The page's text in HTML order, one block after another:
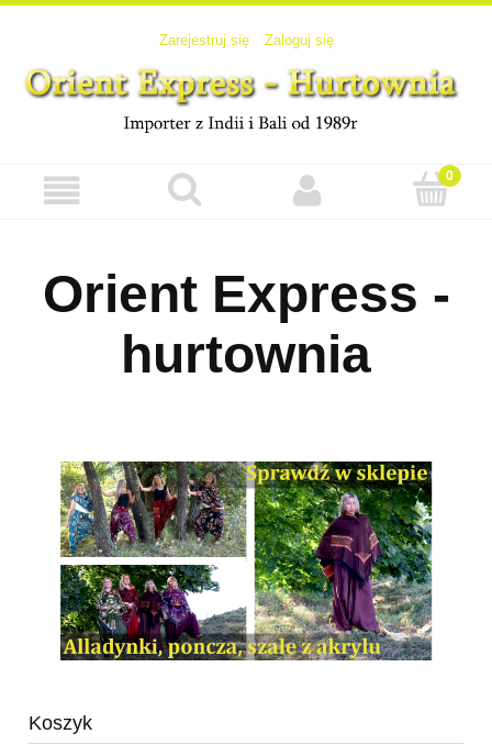
Zarejestruj się Zaloguj się
Orient Express -
hurtownia
Koszyk